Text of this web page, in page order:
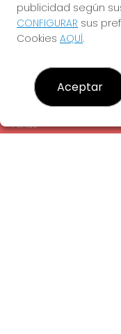
EL DRAC VERMELL
¿Quiénes somos?
Comprar lotería
Contacto
Empresas
Peñas
publicidad según
CONFIGURAR sus
Cookies AQUÍ.
Aceptar